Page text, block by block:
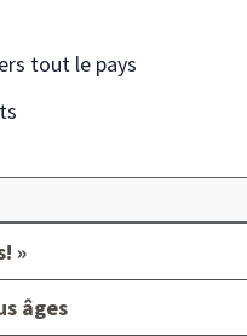
tout le pays
»
âges